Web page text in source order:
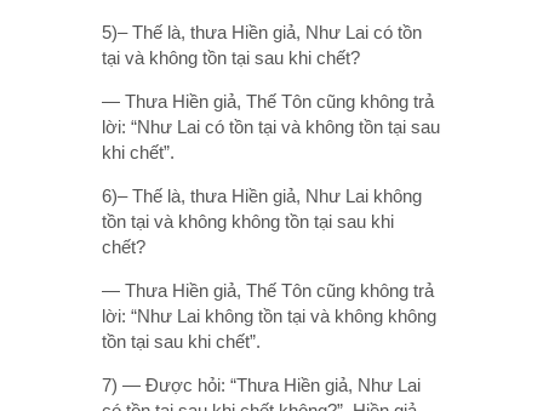
5)– Thế là, thưa Hiền giả, Như Lai có tồn
tại và không tồn tại sau khi chết?
— Thưa Hiền giả, Thế Tôn cũng không trả
lời: “Như Lai có tồn tại và không tồn tại sau
khi chết”.
6)– Thế là, thưa Hiền giả, Như Lai không
tồn tại và không không tồn tại sau khi
chết?
— Thưa Hiền giả, Thế Tôn cũng không trả
lời: “Như Lai không tồn tại và không không
tồn tại sau khi chết”.
7) — Ðược hỏi: “Thưa Hiền giả, Như Lai